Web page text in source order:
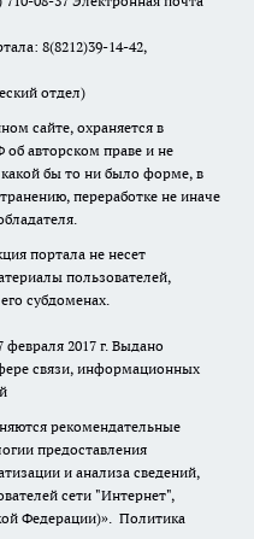
8(8212)39-14-42,
отдел)
сайте, охраняется в
об авторском праве и не
бы то ни было форме, в
переработке не иначе
портала не несет
пользователей,
субдоменах.
февраля 2017 г. Выдано
связи, информационных
рекомендательные
предоставления
и анализа сведений,
сети "Интернет",
Федерации)». Политика